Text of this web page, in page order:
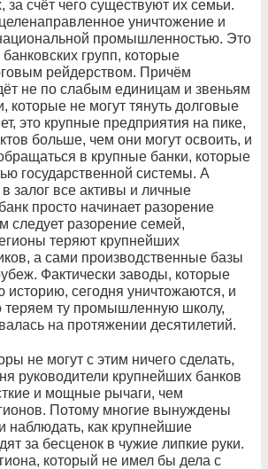
за счёт чего существуют их семьи.
уничтожение и
промышленностью. Это
групп, которые
рейдерством. Причём
не по слабым единицам и звеньям
которые не могут тянуть долговые
это крупные предприятия на пике,
больше, чем они могут освоить, и
в крупные банки, которые
государственной системы. А
залог все активы и личные
просто начинает разорение
следует разорение семей,
теряют крупнейших
а сами производственные базы
Фактически заводы, которые
историю, сегодня уничтожаются, и
теряем ту промышленную школу,
на протяжении десятилетий.
не могут с этим ничего сделать,
руководители крупнейших банков
и мощные рычаги, чем
Потому многие вынуждены
наблюдать, как крупнейшие
за бесценок в чужие липкие руки.
который не имел бы дела с